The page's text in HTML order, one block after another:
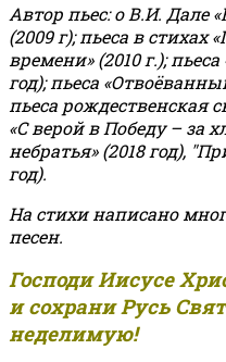
Автор пьес: о В.И. Дале
(2009 г); пьеса в стихах
времени» (2010 г.);
год); пьеса
пьеса рождественская
«С верой в Победу – за
небратья» (2018 год),
год).
На стихи написано
песен.
Господи Иисусе
и сохрани Русь
неделимую!